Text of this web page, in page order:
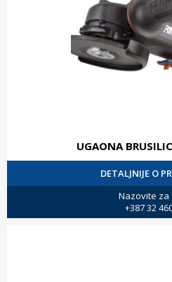
UGAONA
DETALJNIJE O
Nazovite za
+387 32